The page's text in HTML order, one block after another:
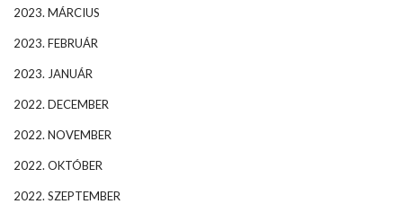
2023. MÁRCIUS
2023. FEBRUÁR
2023. JANUÁR
2022. DECEMBER
2022. NOVEMBER
2022. OKTÓBER
2022. SZEPTEMBER